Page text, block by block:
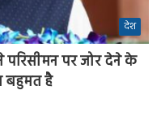
देश
परिसीमन पर जोर देने के
बहुमत है